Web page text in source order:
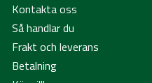
Färg : Dark Olive
Kontakta oss
Så handlar du
Frakt och leverans
Betalning